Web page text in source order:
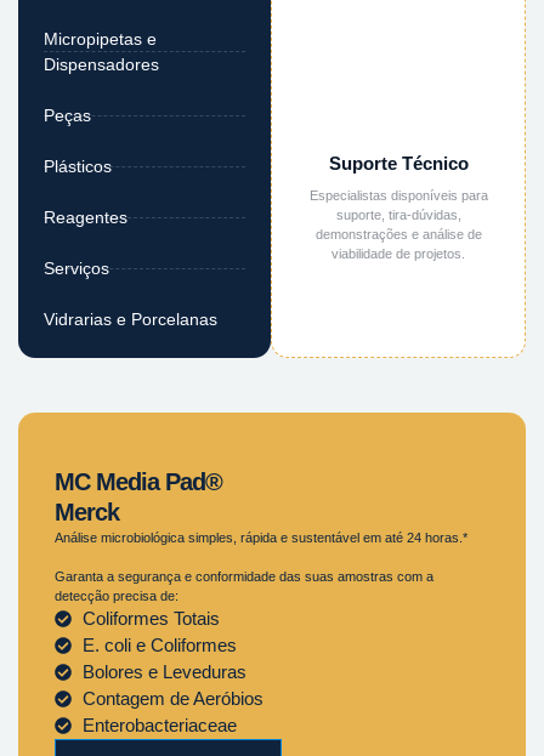
Micropipetas e
Dispensadores
Peças
Plásticos
Reagentes
Serviços
Vidrarias e Porcelanas
Suporte Técnico
Especialistas disponíveis para
suporte, tira-dúvidas,
demonstrações e análise de
viabilidade de projetos.
MC Media Pad®
Merck
Análise microbiológica simples, rápida e sustentável em até 24 horas.*
Garanta a segurança e conformidade das suas amostras com a
detecção precisa de:
Coliformes Totais
E. coli e Coliformes
Bolores e Leveduras
Contagem de Aeróbios
Enterobacteriaceae